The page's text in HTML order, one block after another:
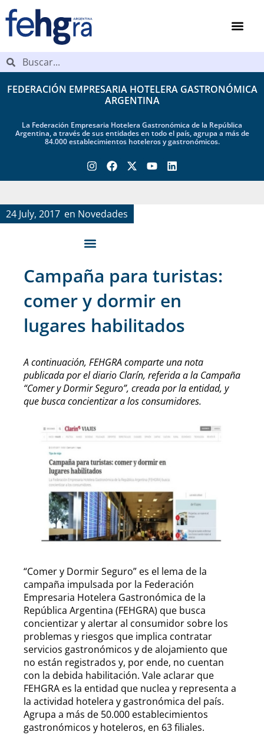
FEDERACIÓN EMPRESARIA HOTELERA GASTRONÓMICA
ARGENTINA
La Federación Empresaria Hotelera Gastronómica de la República
Argentina, a través de sus entidades en todo el país, agrupa a más de
84.000 establecimientos hoteleros y gastronómicos.
24 July, 2017 en Novedades
Campaña para turistas:
comer y dormir en
lugares habilitados
A continuación, FEHGRA comparte una nota
publicada por el diario Clarín, referida a la Campaña
“Comer y Dormir Seguro”, creada por la entidad, y
que busca concientizar a los consumidores.
“Comer y Dormir Seguro” es el lema de la
campaña impulsada por la Federación
Empresaria Hotelera Gastronómica de la
República Argentina (FEHGRA) que busca
concientizar y alertar al consumidor sobre los
problemas y riesgos que implica contratar
servicios gastronómicos y de alojamiento que
no están registrados y, por ende, no cuentan
con la debida habilitación. Vale aclarar que
FEHGRA es la entidad que nuclea y representa a
la actividad hotelera y gastronómica del país.
Agrupa a más de 50.000 establecimientos
gastronómicos y hoteleros, en 63 filiales.